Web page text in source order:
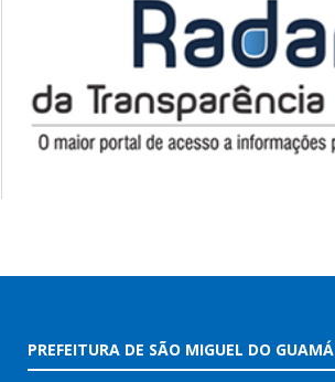
PREFEITURA DE SÃO MIGUEL DO GUAMÁ